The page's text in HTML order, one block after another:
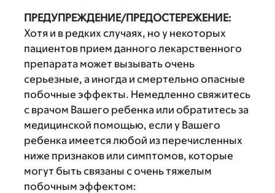
ПРЕДУПРЕЖДЕНИЕ/ПРЕДОСТЕРЕЖЕНИЕ:
Хотя и в редких случаях, но у некоторых
пациентов прием данного лекарственного
препарата может вызывать очень
серьезные, а иногда и смертельно опасные
побочные эффекты. Немедленно свяжитесь
с врачом Вашего ребенка или обратитесь за
медицинской помощью, если у Вашего
ребенка имеется любой из перечисленных
ниже признаков или симптомов, которые
могут быть связаны с очень тяжелым
побочным эффектом: